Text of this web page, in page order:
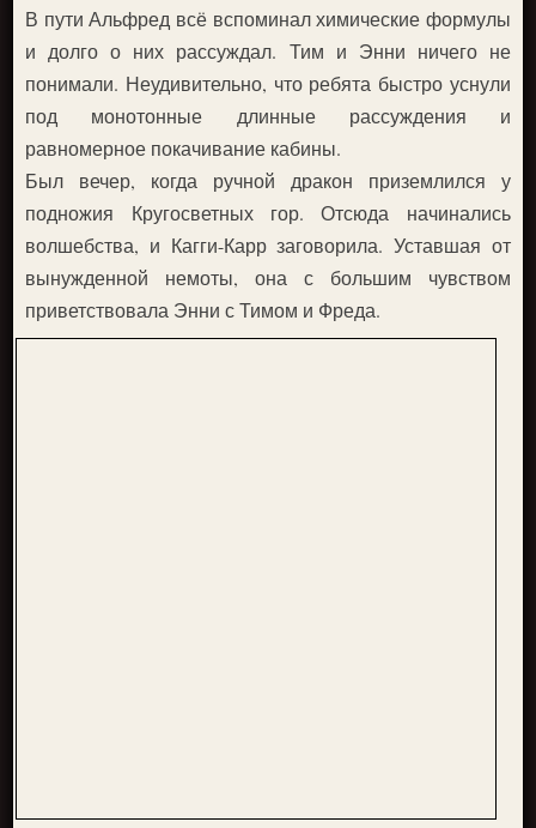
В пути Альфред всё вспоминал химические формулы
и долго о них рассуждал. Тим и Энни ничего не
понимали. Неудивительно, что ребята быстро уснули
под монотонные длинные рассуждения и
равномерное покачивание кабины.
Был вечер, когда ручной дракон приземлился у
подножия Кругосветных гор. Отсюда начинались
волшебства, и Кагги-Карр заговорила. Уставшая от
вынужденной немоты, она с большим чувством
приветствовала Энни с Тимом и Фреда.